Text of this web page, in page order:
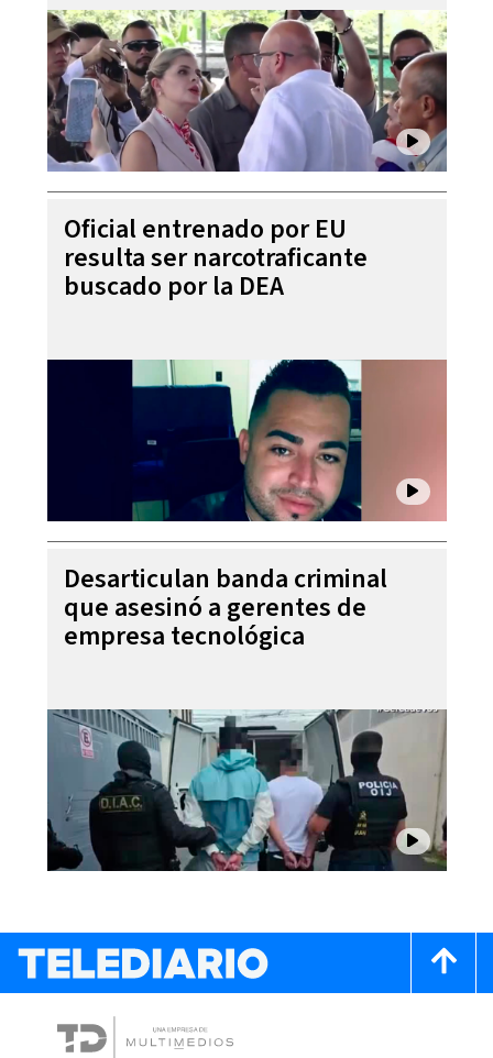
Oficial entrenado por EU
resulta ser narcotraficante
buscado por la DEA
Desarticulan banda criminal
que asesinó a gerentes de
empresa tecnológica